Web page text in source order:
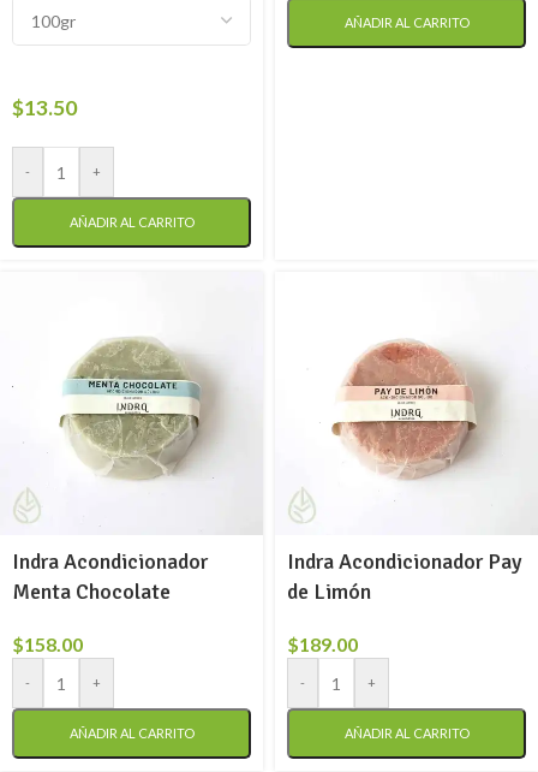
$13.50
- +
AÑADIR AL CARRITO
AÑADIR AL CARRITO
Indra Acondicionador
Menta Chocolate
$158.00
- +
AÑADIR AL CARRITO
Indra Acondicionador Pay
de Limón
$189.00
- +
AÑADIR AL CARRITO